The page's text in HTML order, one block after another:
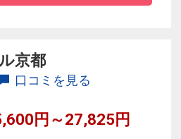
京都
口コミを見る
円～27,825円